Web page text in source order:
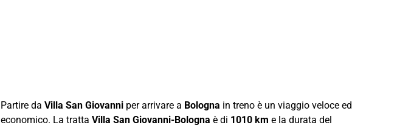
Partire da Villa San Giovanni per arrivare a Bologna in treno è un viaggio veloce ed
economico. La tratta Villa San Giovanni-Bologna è di 1010 km e la durata del